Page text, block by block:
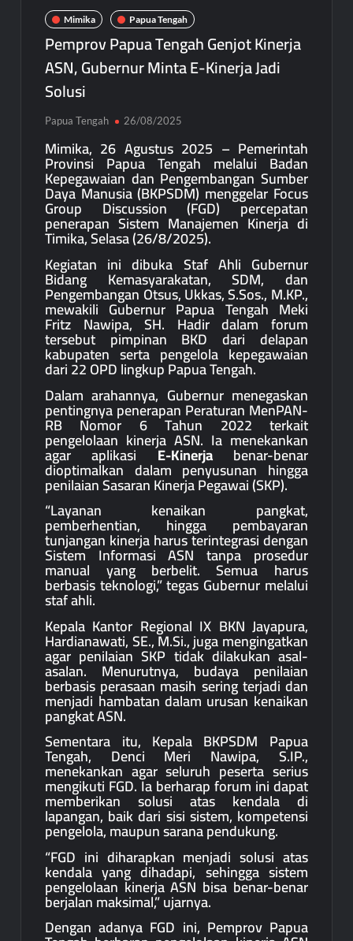
Mimika Papua Tengah
Pemprov Papua Tengah Genjot Kinerja
ASN, Gubernur Minta E-Kinerja Jadi
Solusi
Papua Tengah 26/08/2025
Mimika, 26 Agustus 2025 – Pemerintah
Provinsi Papua Tengah melalui Badan
Kepegawaian dan Pengembangan Sumber
Daya Manusia (BKPSDM) menggelar Focus
Group Discussion (FGD) percepatan
penerapan Sistem Manajemen Kinerja di
Timika, Selasa (26/8/2025).
Kegiatan ini dibuka Staf Ahli Gubernur
Bidang Kemasyarakatan, SDM, dan
Pengembangan Otsus, Ukkas, S.Sos., M.KP.,
mewakili Gubernur Papua Tengah Meki
Fritz Nawipa, SH. Hadir dalam forum
tersebut pimpinan BKD dari delapan
kabupaten serta pengelola kepegawaian
dari 22 OPD lingkup Papua Tengah.
Dalam arahannya, Gubernur menegaskan
pentingnya penerapan Peraturan MenPAN-
RB Nomor 6 Tahun 2022 terkait
pengelolaan kinerja ASN. Ia menekankan
agar aplikasiE-Kinerjabenar-benar
dioptimalkan dalam penyusunan hingga
penilaian Sasaran Kinerja Pegawai (SKP).
“Layanan kenaikan pangkat,
pemberhentian, hingga pembayaran
tunjangan kinerja harus terintegrasi dengan
Sistem Informasi ASN tanpa prosedur
manual yang berbelit. Semua harus
berbasis teknologi,” tegas Gubernur melalui
staf ahli.
Kepala Kantor Regional IX BKN Jayapura,
Hardianawati, SE., M.Si., juga mengingatkan
agar penilaian SKP tidak dilakukan asal-
asalan. Menurutnya, budaya penilaian
berbasis perasaan masih sering terjadi dan
menjadi hambatan dalam urusan kenaikan
pangkat ASN.
Sementara itu, Kepala BKPSDM Papua
Tengah, Denci Meri Nawipa, S.IP.,
menekankan agar seluruh peserta serius
mengikuti FGD. Ia berharap forum ini dapat
memberikan solusi atas kendala di
lapangan, baik dari sisi sistem, kompetensi
pengelola, maupun sarana pendukung.
“FGD ini diharapkan menjadi solusi atas
kendala yang dihadapi, sehingga sistem
pengelolaan kinerja ASN bisa benar-benar
berjalan maksimal,” ujarnya.
Dengan adanya FGD ini, Pemprov Papua